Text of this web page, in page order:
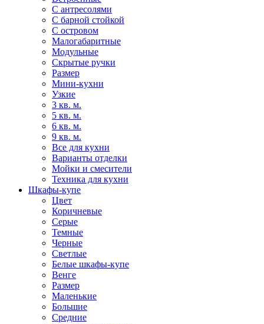
С антресолями
С барной стойкой
С островом
Малогабаритные
Модульные
Скрытые ручки
Размер
Мини-кухни
Узкие
3 кв. м.
5 кв. м.
6 кв. м.
9 кв. м.
Все для кухни
Варианты отделки
Мойки и смесители
Техника для кухни
Шкафы-купе
Цвет
Коричневые
Серые
Темные
Черные
Светлые
Белые шкафы-купе
Венге
Размер
Маленькие
Большие
Средние